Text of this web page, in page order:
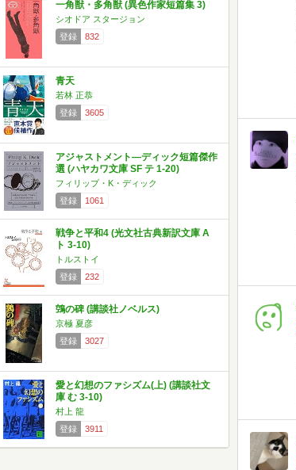
一角獣・多角獣 (異色作家短篇集 3)
シオドア スタージョン
登録
832
青天
若林 正恭
登録
3605
アジャストメント―ディック短篇傑作
選 (ハヤカワ文庫 SF テ 1-20)
フィリップ・K・ディック
登録
1061
戦争と平和4 (光文社古典新訳文庫 A
ト 3-10)
トルストイ
登録
232
鵼の碑 (講談社ノベルス)
京極 夏彦
登録
3027
愛と幻想のファシズム(上) (講談社文
庫 む 3-10)
村上 龍
登録
3911